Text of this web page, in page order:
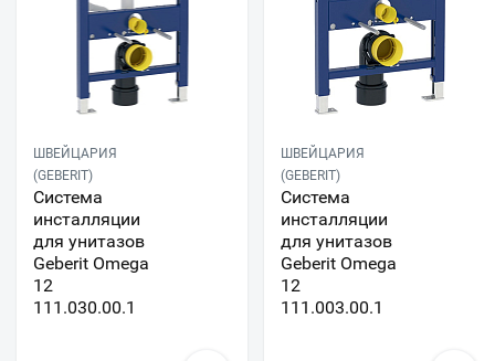
ШВЕЙЦАРИЯ
(GEBERIT)
Система
инсталляции
для унитазов
Geberit Omega
12
111.030.00.1
ШВЕЙЦАРИЯ
(GEBERIT)
Система
инсталляции
для унитазов
Geberit Omega
12
111.003.00.1